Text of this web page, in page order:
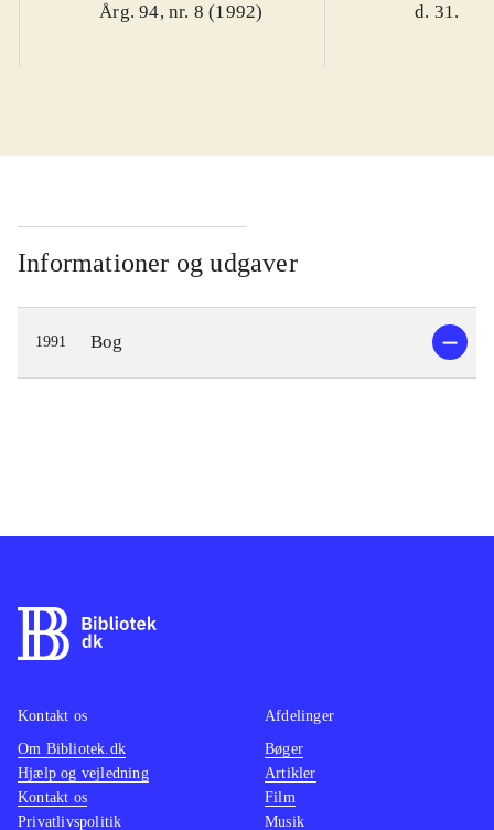
Årg. 94, nr. 8 (1992)
d. 31.
Informationer og udgaver
1991 Bog
Kontakt os
Om Bibliotek.dk
Hjælp og vejledning
Kontakt os
Privatlivspolitik
Afdelinger
Bøger
Artikler
Film
Musik